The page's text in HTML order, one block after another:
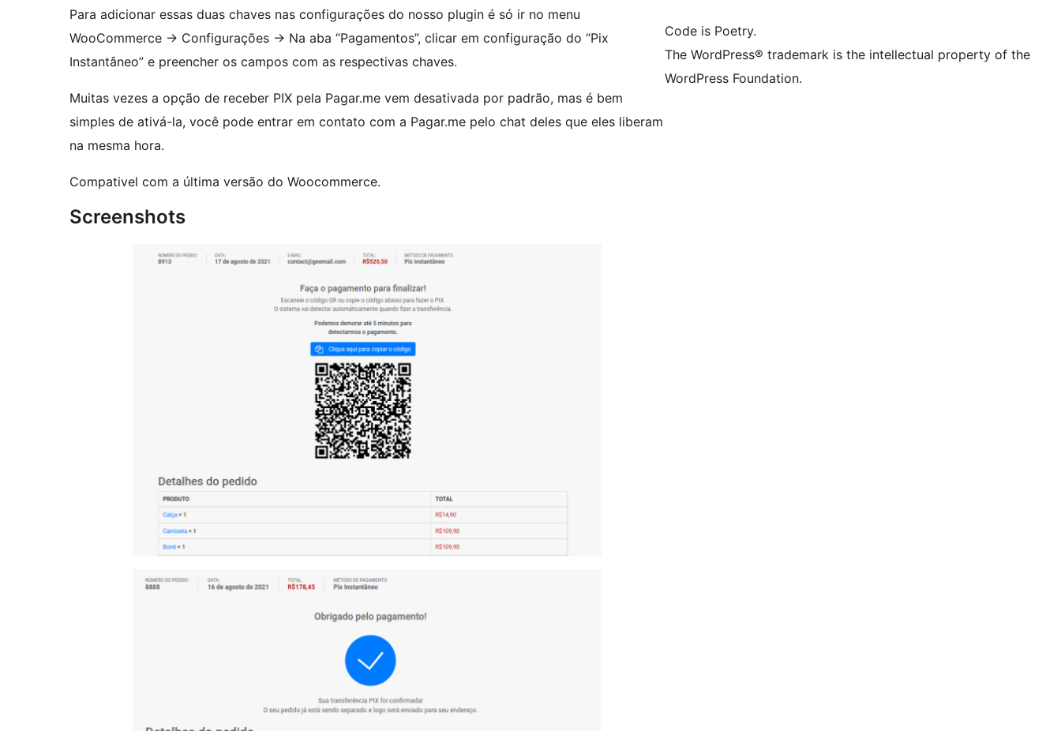
Para adicionar essas duas chaves nas configurações do nosso plugin é só ir no menu
WooCommerce -> Configurações -> Na aba “Pagamentos”, clicar em configuração do “Pix
Instantâneo” e preencher os campos com as respectivas chaves.
Muitas vezes a opção de receber PIX pela Pagar.me vem desativada por padrão, mas é bem
simples de ativá-la, você pode entrar em contato com a Pagar.me pelo chat deles que eles liberam
na mesma hora.
Compativel com a última versão do Woocommerce.
Screenshots
Code is Poetry.
The WordPress® trademark is the intellectual property of the
WordPress Foundation.